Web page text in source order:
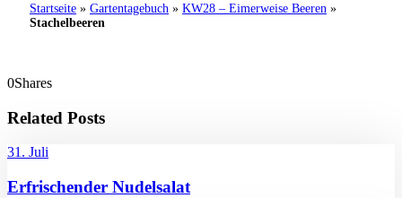
Startseite » Gartentagebuch » KW28 – Eimerweise Beeren »
Stachelbeeren
0Shares
Related Posts
31. Juli
Erfrischender Nudelsalat